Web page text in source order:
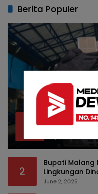
Berita Populer
Bea Cukai
Rokok Ilegal
April 22, 2026
2
Bupati Malang
Lingkungan
Modus
June 2, 2025